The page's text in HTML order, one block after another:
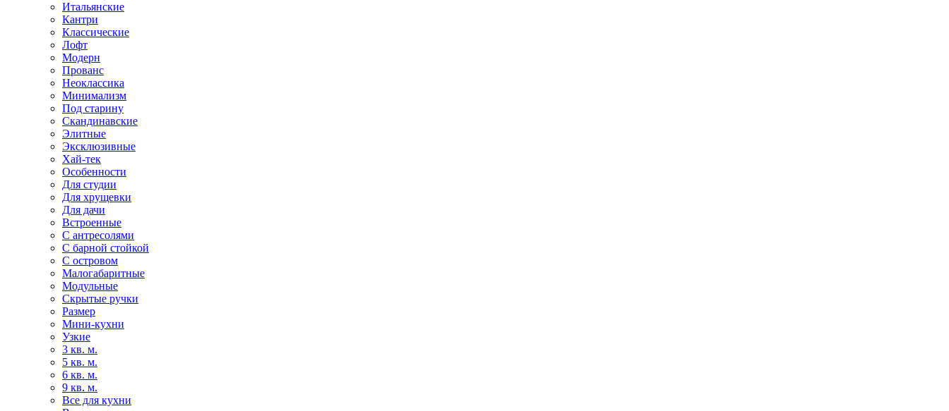
Итальянские
Кантри
Классические
Лофт
Модерн
Прованс
Неоклассика
Минимализм
Под старину
Скандинавские
Элитные
Эксклюзивные
Хай-тек
Особенности
Для студии
Для хрущевки
Для дачи
Встроенные
С антресолями
С барной стойкой
С островом
Малогабаритные
Модульные
Скрытые ручки
Размер
Мини-кухни
Узкие
3 кв. м.
5 кв. м.
6 кв. м.
9 кв. м.
Все для кухни